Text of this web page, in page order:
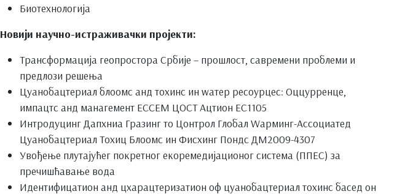
Биотехнологија
Новији научно-истраживачки пројекти:
Трансформација геопростора Србије – прошлост, савремени проблеми и
предлози решења
Цyанобацтериал блоомс анд тоxинс ин wатер ресоурцес: Оццурренце,
импацтс анд манагемент ЕССЕМ ЦОСТ Ацтион ЕС1105
Интродуцинг Дапхниа Гразинг то Цонтрол Глобал Wарминг-Ассоциатед
Цyанобацтериал Тоxиц Блоомс ин Фисхинг Пондс ДМ2009-4307
Увођење плутајућег покретног екоремедијационог система (ППЕС) за
пречишћавање вода
Идентифицатион анд цхарацтеризатион оф цyанобацтериал тоxинс басед он